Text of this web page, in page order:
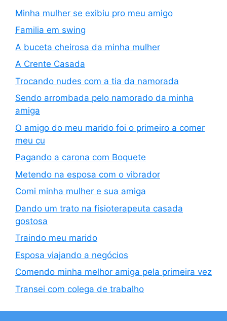
Minha mulher se exibiu pro meu amigo
Familia em swing
A buceta cheirosa da minha mulher
A Crente Casada
Trocando nudes com a tia da namorada
Sendo arrombada pelo namorado da minha
amiga
O amigo do meu marido foi o primeiro a comer
meu cu
Pagando a carona com Boquete
Metendo na esposa com o vibrador
Comi minha mulher e sua amiga
Dando um trato na fisioterapeuta casada
gostosa
Traindo meu marido
Esposa viajando a negócios
Comendo minha melhor amiga pela primeira vez
Transei com colega de trabalho